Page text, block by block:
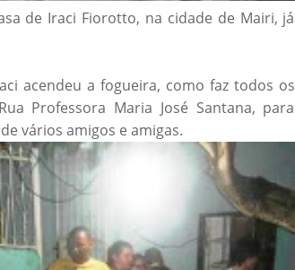
de Iraci Fiorotto, na cidade de Mairi, já
acendeu a fogueira, como faz todos os
Professora Maria José Santana, para
vários amigos e amigas.